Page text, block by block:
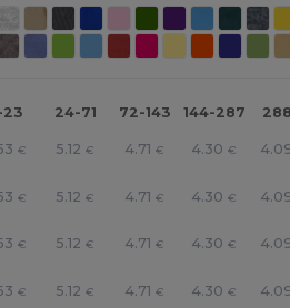
23 24-71 72-143 144-287
€ 5.12 € 4.71 € 4.30 €
€ 5.12 € 4.71 € 4.30 €
€ 5.12 € 4.71 € 4.30 €
€ 5.12 € 4.71 € 4.30 €